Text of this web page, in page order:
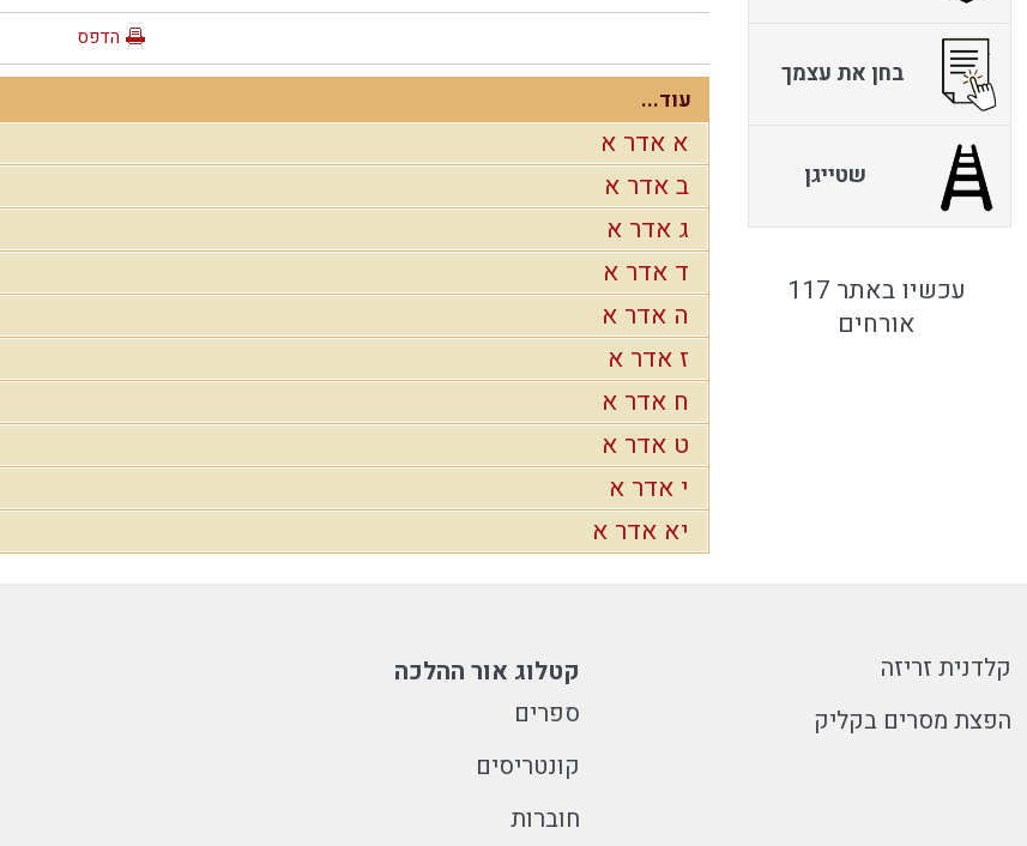
הדפס
עוד...
א אדר א
ב אדר א
ג אדר א
ד אדר א
ה אדר א
ז אדר א
ח אדר א
ט אדר א
י אדר א
יא אדר א
בחן את עצמך
שטייגן
עכשיו באתר 117
אורחים
קלדנית זריזה
הפצת מסרים בקליק
קטלוג אור ההלכה
ספרים
קונטריסים
חוברות